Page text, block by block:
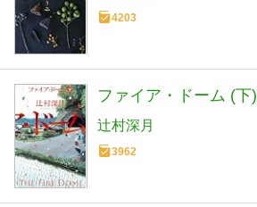
4203
ファイア・ドーム (下)
辻村深月
3962